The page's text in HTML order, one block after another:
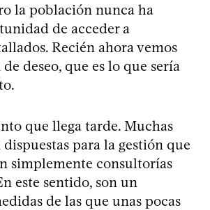
la población nunca ha
de acceder a
Recién ahora vemos
deseo, que es lo que sería
que llega tarde. Muchas
para la gestión que
simplemente consultorías
este sentido, son un
de las que unas pocas